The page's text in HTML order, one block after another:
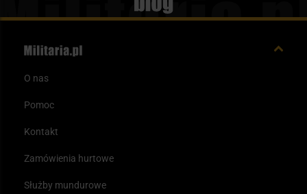
Blog
O nas
Pomoc
Kontakt
Zamówienia hurtowe
Służby mundurowe